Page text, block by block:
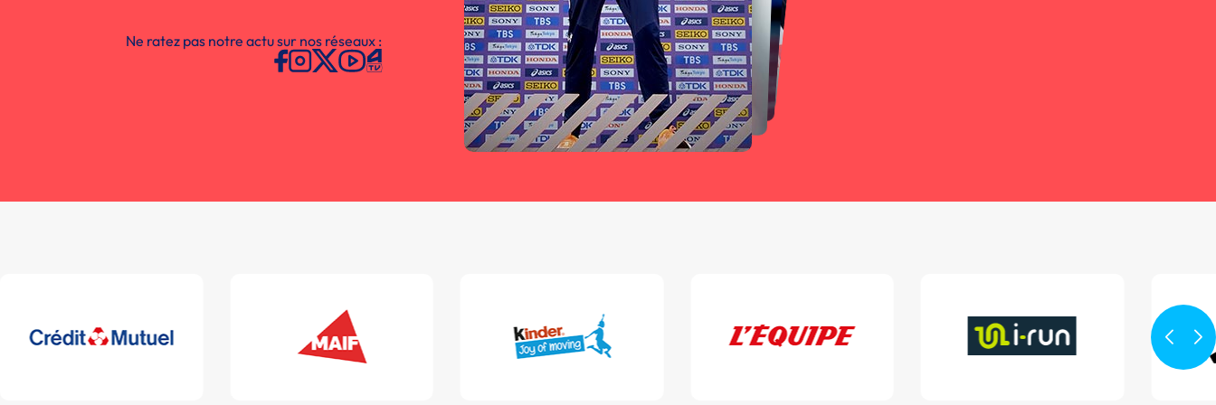
Ne ratez pas notre actu sur nos réseaux :